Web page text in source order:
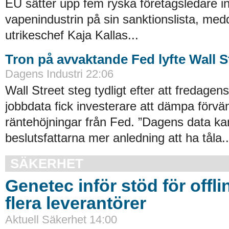
EU sätter upp fem ryska företagsledare
vapenindustrin på sin sanktionslista,
utrikeschef Kaja Kallas...
Tron på avvaktande Fed lyfte Wall
Dagens Industri 22:06
Wall Street steg tydligt efter att
jobbdata fick investerare att dämpa
räntehöjningar från Fed. ”Dagens data
beslutsfattarna mer anledning att ha tåla..
SÄKERHET
Genetec inför stöd för
flera leverantörer
Aktuell Säkerhet 14:00